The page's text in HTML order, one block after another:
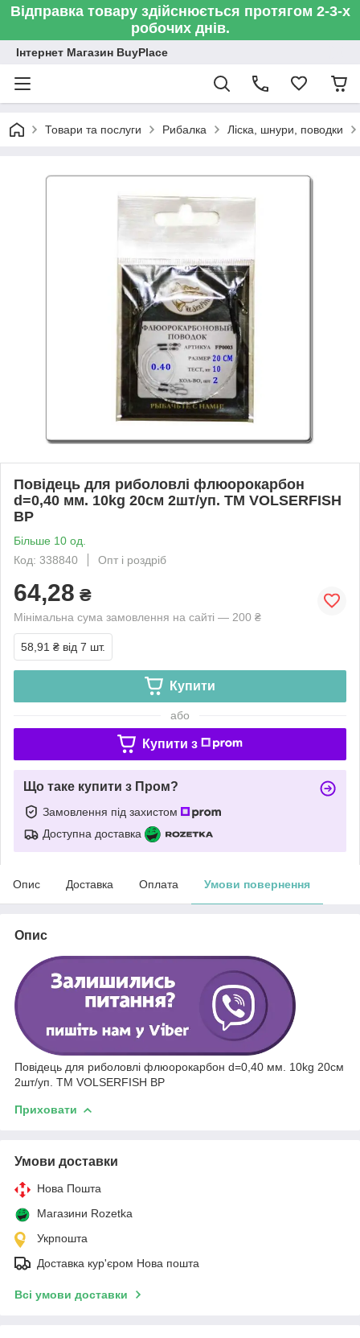
Відправка товару здійснюється протягом 2-3-х
робочих днів.
Інтернет Магазин BuyPlace
Товари та послуги Рибалка Ліска, шнури, поводки
Повідець для риболовлі флюорокарбон
d=0,40 мм. 10kg 20см 2шт/уп. ТМ VOLSERFISH
BP
Більше 10 од.
Код: 338840
Опт і роздріб
64,28 ₴
Мінімальна сума замовлення на сайті — 200 ₴
58,91 ₴ від 7 шт.
Купити
або
Купити з
Що таке купити з Пром?
Замовлення під захистом
Доступна доставка
Опис Доставка Оплата Умови повернення
Опис
Повідець для риболовлі флюорокарбон d=0,40 мм. 10kg 20см
2шт/уп. ТМ VOLSERFISH BP
Приховати
Умови доставки
Нова Пошта
Магазини Rozetka
Укрпошта
Доставка кур'єром Нова пошта
Всі умови доставки